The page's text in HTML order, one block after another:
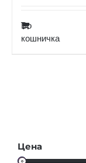
Во
кошничка
Цена